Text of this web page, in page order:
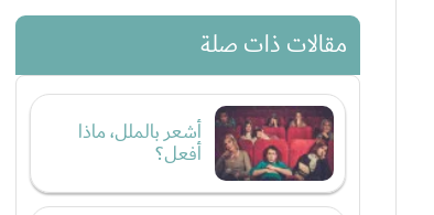
مقالات ذات صلة
أشعر بالملل، ماذا
أفعل؟